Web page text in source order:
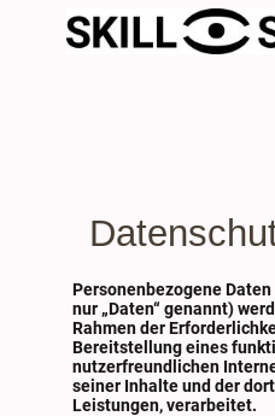
Personenbezogene
nur „Daten“ genannt)
Rahmen der
Bereitstellung eines
nutzerfreundlichen
seiner Inhalte und der
Leistungen, verarbeitet.